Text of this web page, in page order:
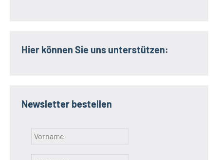
Hier können Sie uns unterstützen:
Newsletter bestellen